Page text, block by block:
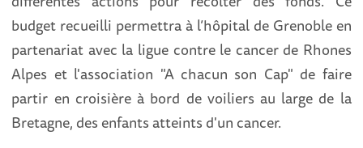
budget recueilli permettra à l’hôpital de Grenoble en
partenariat avec la ligue contre le cancer de Rhones
Alpes et l'association "A chacun son Cap" de faire
partir en croisière à bord de voiliers au large de la
Bretagne, des enfants atteints d'un cancer.